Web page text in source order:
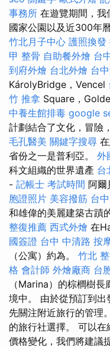
事務所 在遊覽期間，我
國家公園以及近300年
竹北月子中心 護照換發
甲 整骨 自助餐外燴 台
到府外燴 台北外燴 台
KárolyBridge，Vencel
竹 推拿 Square，
中養生館排毒 google
計劃結合了文化，冒險
毛孔醫美 關鍵字搜尋
省份之一是普利亞。 外
科文組織的世界遺產 台
- 記帳士 考試時間 阿爾
胞證照片 美容撥筋 台
和雄偉的美麗建築古蹟
整復推薦 西式外燴 在
國簽證 台中 中清路 按
（公寓）約為。 竹北
格 會計師 外燴廠商 台
（Marina）的棕櫚樹
境中。 由於從預訂到
先關注附近旅行的管理
的旅行社選擇。 可以
價格變化，我們將建議